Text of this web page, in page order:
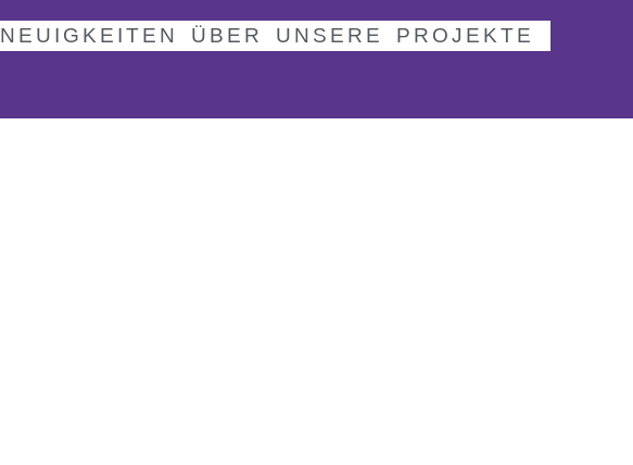
NEUIGKEITEN ÜBER UNSERE PROJEKTE